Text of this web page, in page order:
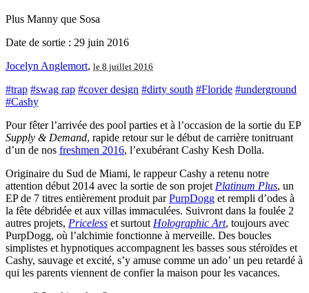
Plus Manny que Sosa
Date de sortie : 29 juin 2016
Jocelyn Anglemort, le 8 juillet 2016
#trap #swag rap #cover design #dirty south #Floride #underground
#Cashy
Pour fêter l’arrivée des pool parties et à l’occasion de la sortie du EP
Supply & Demand, rapide retour sur le début de carrière tonitruant
d’un de nos freshmen 2016, l’exubérant Cashy Kesh Dolla.
Originaire du Sud de Miami, le rappeur Cashy a retenu notre
attention début 2014 avec la sortie de son projet Platinum Plus, un
EP de 7 titres entièrement produit parPurpDogg et rempli d’odes à
la fête débridée et aux villas immaculées. Suivront dans la foulée 2
autres projets, Priceless et surtout Holographic Art, toujours avec
PurpDogg, où l’alchimie fonctionne à merveille. Des boucles
simplistes et hypnotiques accompagnent les basses sous stéroïdes et
Cashy, sauvage et excité, s’y amuse comme un ado’ un peu retardé à
qui les parents viennent de confier la maison pour les vacances.